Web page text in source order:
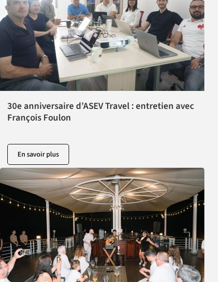
30e anniversaire d’ASEV Travel : entretien avec
François Foulon
En savoir plus